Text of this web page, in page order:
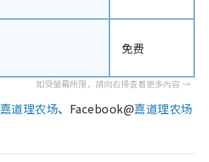
免费
嘉道理农场、Facebook@嘉道理农场